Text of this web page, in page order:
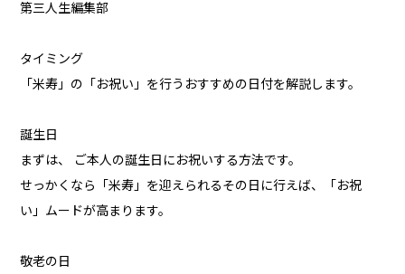
第三人生編集部
タイミング
「米寿」の「お祝い」を行うおすすめの日付を解説します。
誕生日
まずは、 ご本人の誕生日にお祝いする方法です。
せっかくなら「米寿」を迎えられるその日に行えば、「お祝
い」ムードが高まります。
敬老の日